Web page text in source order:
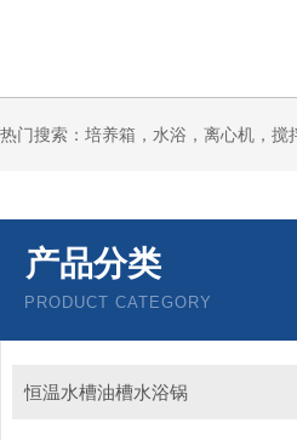
热门搜索：培养箱，水浴，离心机，搅
产品分类
PRODUCT CATEGORY
恒温水槽油槽水浴锅